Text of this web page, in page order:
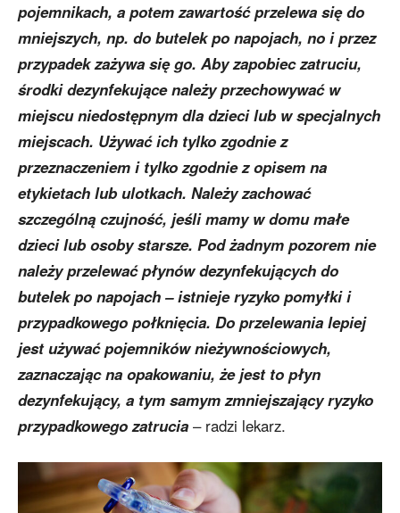
pojemnikach, a potem zawartość przelewa się do
mniejszych, np. do butelek po napojach, no i przez
przypadek zażywa się go. Aby zapobiec zatruciu,
środki dezynfekujące należy przechowywać w
miejscu niedostępnym dla dzieci lub w specjalnych
miejscach. Używać ich tylko zgodnie z
przeznaczeniem i tylko zgodnie z opisem na
etykietach lub ulotkach. Należy zachować
szczególną czujność, jeśli mamy w domu małe
dzieci lub osoby starsze. Pod żadnym pozorem nie
należy przelewać płynów dezynfekujących do
butelek po napojach – istnieje ryzyko pomyłki i
przypadkowego połknięcia. Do przelewania lepiej
jest używać pojemników nieżywnościowych,
zaznaczając na opakowaniu, że jest to płyn
dezynfekujący, a tym samym zmniejszający ryzyko
przypadkowego zatrucia – radzi lekarz.